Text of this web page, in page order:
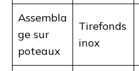
Assembla
ge sur
poteaux
Tirefonds
inox